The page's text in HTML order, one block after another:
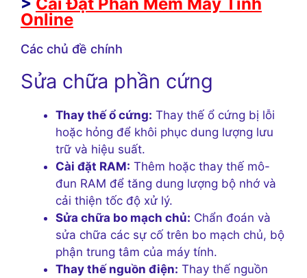
Online
Các chủ đề chính
Sửa chữa phần cứng
Thay thế ổ cứng: Thay thế ổ cứng bị lỗi
hoặc hỏng để khôi phục dung lượng lưu
trữ và hiệu suất.
Cài đặt RAM: Thêm hoặc thay thế mô-
đun RAM để tăng dung lượng bộ nhớ và
cải thiện tốc độ xử lý.
Sửa chữa bo mạch chủ: Chẩn đoán và
sửa chữa các sự cố trên bo mạch chủ, bộ
phận trung tâm của máy tính.
Thay thế nguồn điện: Thay thế nguồn